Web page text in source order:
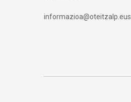
informazioa@oteitzalp.eus